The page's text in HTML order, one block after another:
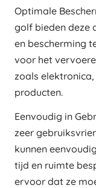
Optimale
golf bieden deze
en bescherming
voor het
zoals
producten.
Eenvoudig in
zeer
kunnen
tijd en ruimte
ervoor dat ze